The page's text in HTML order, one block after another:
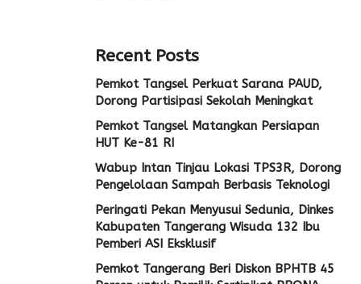
Recent Posts
Pemkot Tangsel Perkuat Sarana PAUD,
Dorong Partisipasi Sekolah Meningkat
Pemkot Tangsel Matangkan Persiapan
HUT Ke-81 RI
Wabup Intan Tinjau Lokasi TPS3R, Dorong
Pengelolaan Sampah Berbasis Teknologi
Peringati Pekan Menyusui Sedunia, Dinkes
Kabupaten Tangerang Wisuda 132 Ibu
Pemberi ASI Eksklusif
Pemkot Tangerang Beri Diskon BPHTB 45